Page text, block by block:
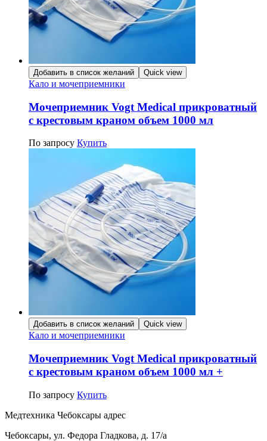
Добавить в список желаний Quick view
Кало и мочеприемники
Мочеприемник Vogt Medical прикроватный
с крестовым краном объем 1000 мл
По запросу Купить
Добавить в список желаний Quick view
Кало и мочеприемники
Мочеприемник Vogt Medical прикроватный
с крестовым краном объем 1000 мл +
По запросу Купить
Медтехника Чебоксары адрес
Чебоксары, ул. Федора Гладкова, д. 17/а